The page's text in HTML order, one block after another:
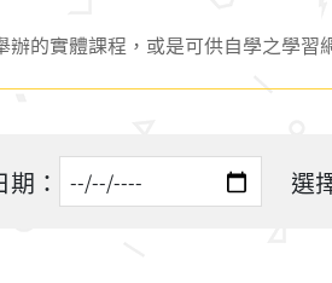
辦的實體課程，或是可供自學之學習
期： 選